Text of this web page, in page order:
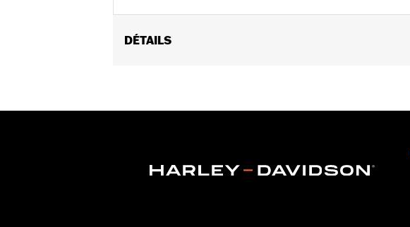
DÉTAILS
Collection:Collection ’66